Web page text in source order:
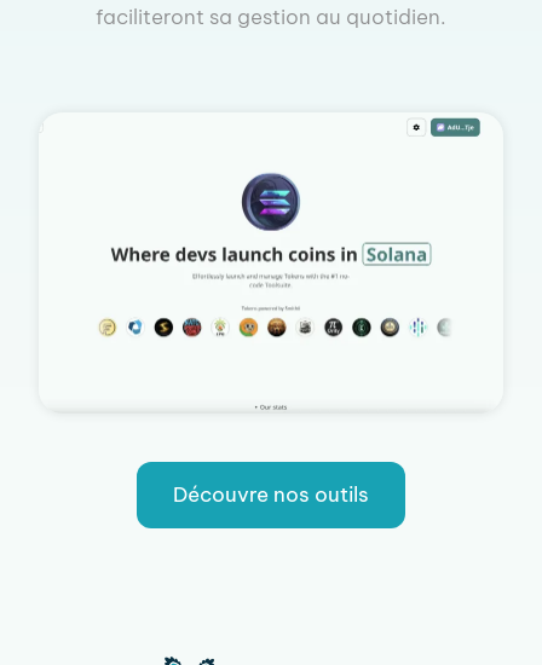
faciliteront sa gestion au quotidien.
Découvre nos outils